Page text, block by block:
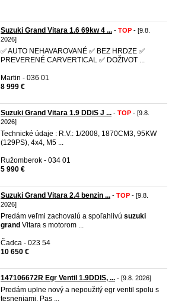
Suzuki Grand Vitara 1.6 69kw 4 ... - TOP - [9.8.
2026]
✅ AUTO NEHAVAROVANÉ ✅ BEZ HRDZE ✅
PREVERENÉ CARVERTICAL ✅ DOŽIVOT ...
Martin - 036 01
8 999 €
Suzuki Grand Vitara 1.9 DDiS J ... - TOP - [9.8.
2026]
Technické údaje : R.V.: 1/2008, 1870CM3, 95KW
(129PS), 4x4, M5 ...
Ružomberok - 034 01
5 990 €
Suzuki Grand Vitara 2.4 benzin ... - TOP - [9.8.
2026]
Predám veľmi zachovalú a spoľahlivú suzuki
grand Vitara s motorom ...
Čadca - 023 54
10 650 €
147106672R Egr Ventil 1.9DDIS, ... - [9.8. 2026]
Predám uplne nový a nepoužitý egr ventil spolu s
tesneniami. Pas ...